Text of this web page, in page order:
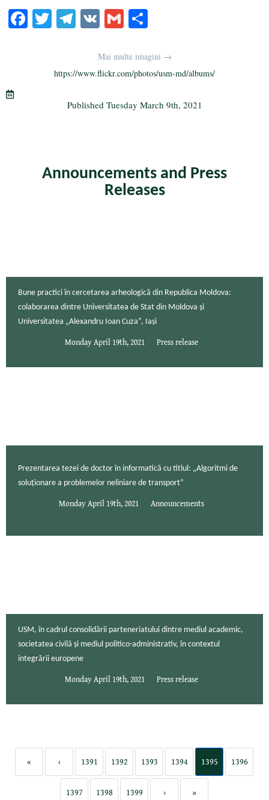
Fa T
r
Te
a
m
V G
ailre
Mai multe imagini →
https://www.flickr.com/photos/usm-md/albums/
Published Tuesday March 9th, 2021
Announcements and Press
Releases
Bune practici în cercetarea arheologică din Republica Moldova:
colaborarea dintre Universitatea de Stat din Moldova și
Universitatea „Alexandru Ioan Cuza”, Iași
Monday April 19th, 2021 Press release
Prezentarea tezei de doctor în informatică cu titlul: „Algoritmi de
soluționare a problemelor neliniare de transport”
Monday April 19th, 2021 Announcements
USM, în cadrul consolidării parteneriatului dintre mediul academic,
societatea civilă și mediul politico-administrativ, în contextul
integrării europene
Monday April 19th, 2021 Press release
« ‹ 1391 1392 1393 1394 1395 1396
1397 1398 1399 › »